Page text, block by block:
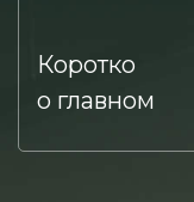
Коротко
о главном